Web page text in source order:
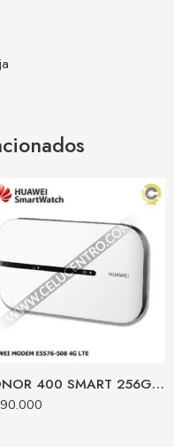
HONOR 400 SMART 256GB / 6RAM